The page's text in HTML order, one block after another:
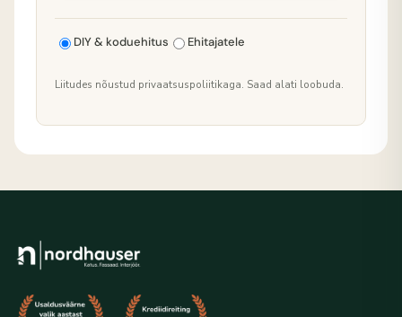
DIY & koduehitus Ehitajatele
Liitudes nõustud privaatsuspoliitikaga. Saad alati loobuda.